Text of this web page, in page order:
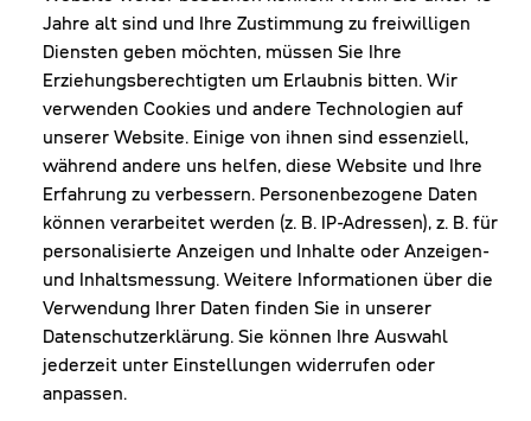
Jahre alt sind und Ihre Zustimmung zu freiwilligen
Diensten geben möchten, müssen Sie Ihre
Erziehungsberechtigten um Erlaubnis bitten. Wir
verwenden Cookies und andere Technologien auf
unserer Website. Einige von ihnen sind essenziell,
während andere uns helfen, diese Website und Ihre
Erfahrung zu verbessern. Personenbezogene Daten
können verarbeitet werden (z. B. IP-Adressen), z. B. für
personalisierte Anzeigen und Inhalte oder Anzeigen-
und Inhaltsmessung. Weitere Informationen über die
Verwendung Ihrer Daten finden Sie in unserer
Datenschutzerklärung. Sie können Ihre Auswahl
jederzeit unter Einstellungen widerrufen oder
anpassen.
Shop Diepoldsau
MO-Do: 8:00-12:00 & 13:00-17:30 Uhr
Fr: 8:00-16:00 Uhr
1. Samstag im Monat: 9:00-16:00 Uhr
NEWSLETTER
Erhalte Infos zu aktueller Arbeitskleidung für
deine Firma und unseren Service